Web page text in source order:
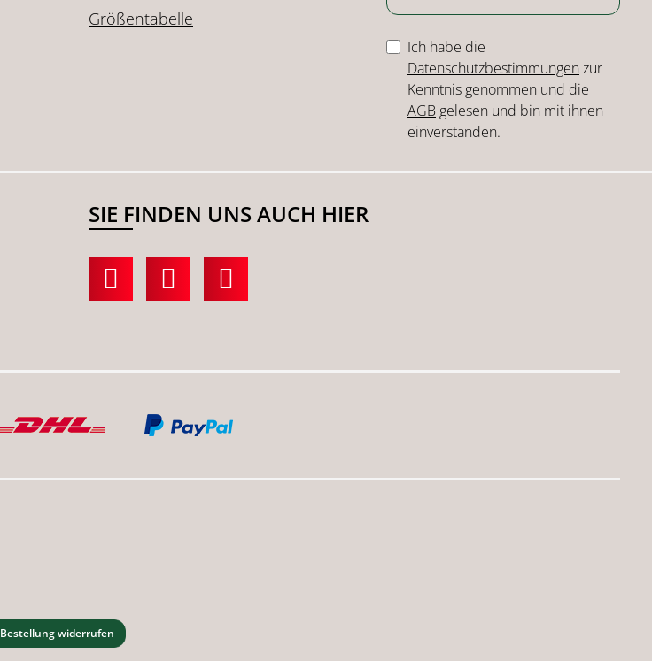
Größentabelle
Ich habe die
Datenschutzbestimmungenzur
Kenntnis genommen und die
AGB gelesen und bin mit ihnen
einverstanden.
SIE FINDEN UNS AUCH HIER
Bestellung widerrufen